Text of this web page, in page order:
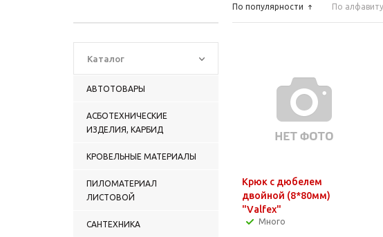
Каталог
АВТОТОВАРЫ
АСБОТЕХНИЧЕСКИЕ
ИЗДЕЛИЯ, КАРБИД
КРОВЕЛЬНЫЕ МАТЕРИАЛЫ
ПИЛОМАТЕРИАЛ
ЛИСТОВОЙ
САНТЕХНИКА
По популярности По алфавиту
Крюк с дюбелем
двойной (8*80мм)
"Valfex"
Много